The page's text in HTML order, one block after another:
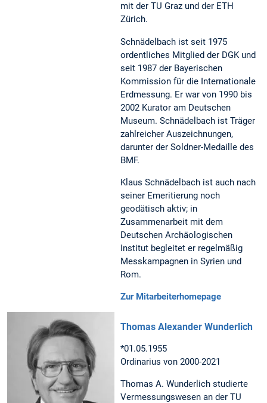
mit der TU Graz und der ETH
Zürich.
Schnädelbach ist seit 1975
ordentliches Mitglied der DGK und
seit 1987 der Bayerischen
Kommission für die Internationale
Erdmessung. Er war von 1990 bis
2002 Kurator am Deutschen
Museum. Schnädelbach ist Träger
zahlreicher Auszeichnungen,
darunter der Soldner-Medaille des
BMF.
Klaus Schnädelbach ist auch nach
seiner Emeritierung noch
geodätisch aktiv; in
Zusammenarbeit mit dem
Deutschen Archäologischen
Institut begleitet er regelmäßig
Messkampagnen in Syrien und
Rom.
Zur Mitarbeiterhomepage
Thomas Alexander Wunderlich
*01.05.1955
Ordinarius von 2000-2021
Thomas A. Wunderlich studierte
Vermessungswesen an der TU